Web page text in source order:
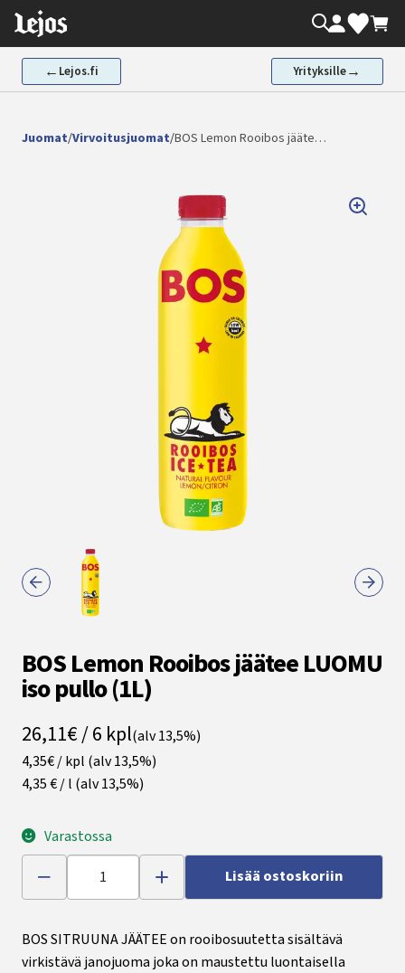
Siirry
sisältöön
Oma tili
← Lejos.fi Yrityksille→
Juomat/Virvoitusjuomat/BOS Lemon Rooibos jääte…
BOS Lemon Rooibos jäätee LUOMU
iso pullo (1L)
26,11€ / 6 kpl(alv 13,5%)
4,35€ / kpl (alv 13,5%)
4,35 € / l (alv 13,5%)
Varastossa
Lisää ostoskoriin
BOS SITRUUNA JÄÄTEE on rooibosuutetta sisältävä
virkistävä janojuoma joka on maustettu luontaisella